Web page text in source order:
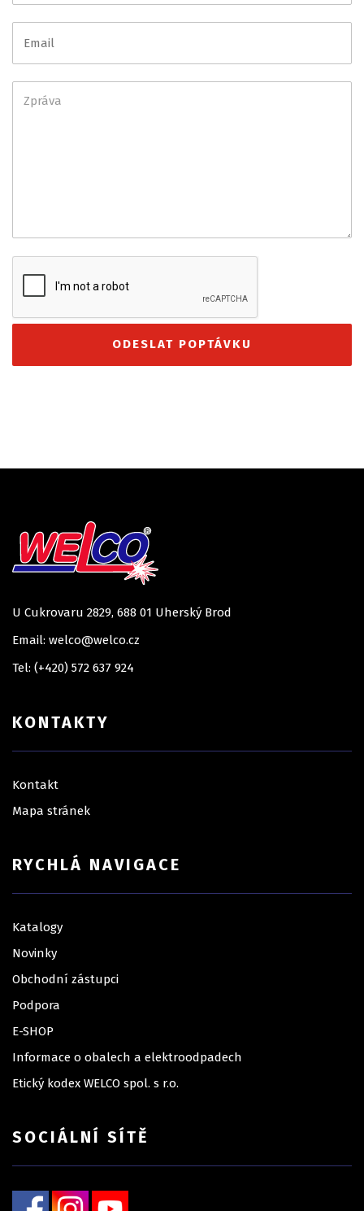
U Cukrovaru 2829, 688 01 Uherský Brod
Email: welco@welco.cz
Tel: (+420) 572 637 924
KONTAKTY
Kontakt
Mapa stránek
RYCHLÁ NAVIGACE
Katalogy
Novinky
Obchodní zástupci
Podpora
E-SHOP
Informace o obalech a elektroodpadech
Etický kodex WELCO spol. s r.o.
SOCIÁLNÍ SÍTĚ